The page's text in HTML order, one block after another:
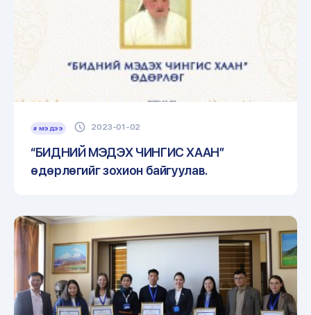
# МЭДЭЭ 2023-01-02
“БИДНИЙ МЭДЭХ ЧИНГИС ХААН”
өдөрлөгийг зохион байгуулав.